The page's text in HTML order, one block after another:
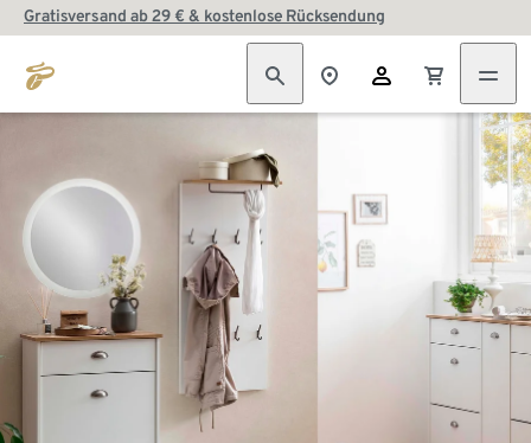
Gratisversand ab 29 € & kostenlose Rücksendung